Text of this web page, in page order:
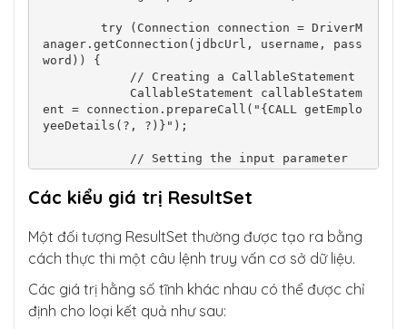
anager.getConnection(jdbcUrl, username, pass
word)) {
ent = connection.prepareCall("{CALL getEmplo
yeeDetails(?, ?)}");
            callableStatement.setInt(1, empl
oyeeId);
ter
            callableStatement.registerOutPar
            // Executing the stored procedur
e
Các kiểu giá trị ResultSet
Một đối tượng ResultSet thường được tạo ra bằng
cách thực thi một câu lệnh truy vấn cơ sở dữ liệu.
Các giá trị hằng số tĩnh khác nhau có thể được chỉ
định cho loại kết quả như sau: